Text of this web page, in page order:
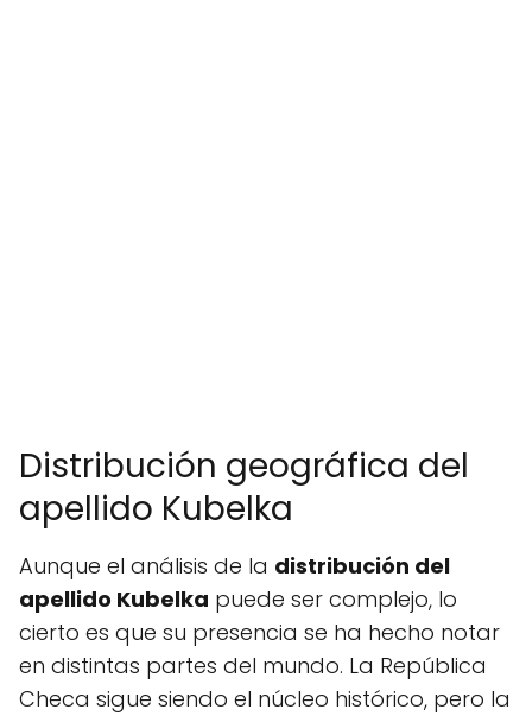
Distribución geográfica del
apellido Kubelka
Aunque el análisis de la distribución del
apellido Kubelka puede ser complejo, lo
cierto es que su presencia se ha hecho notar
en distintas partes del mundo. La República
Checa sigue siendo el núcleo histórico, pero la